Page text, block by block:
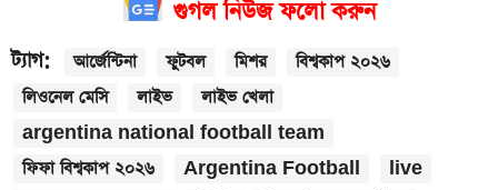
গুগল নিউজ ফলো করুন
ট্যাগ: আর্জেন্টিনা ফুটবল মিশর
বিশ্বকাপ ২০২৬
লিওনেল মেসি
লাইভ
লাইভ খেলা
argentina national football team
ফিফা বিশ্বকাপ ২০২৬
Argentina Football
live